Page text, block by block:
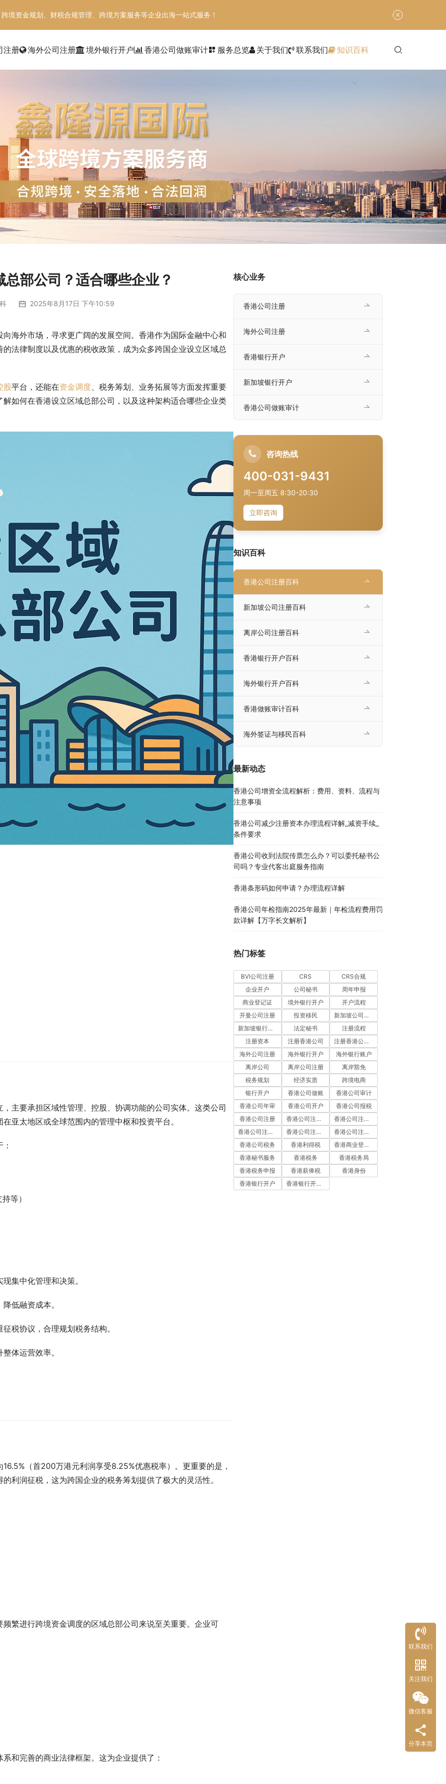
境资金规划、财税合规管理、跨境方案服务等企业出海一站式服务！
注册 海外公司注册 境外银行开户 香港公司做账审计dashboard_customize 服务总览 关于我们 联系我们 知识百科
部公司？适合哪些企业？
2025年8月17日 下午10:59
海外市场，寻求更广阔的发展空间。香港作为国际金融中心和
法律制度以及优惠的税收政策，成为众多跨国企业设立区域总
股平台，还能在资金调度 、税务筹划、业务拓展等方面发挥重要
如何在香港设立区域总部公司，以及这种架构适合哪些企业类
主要承担区域性管理、控股、协调功能的公司实体。这类公司
亚太地区或全球范围内的管理中枢和投资平台。
等）
集中化管理和决策。
低融资成本。
税协议，合理规划税务结构。
体运营效率。
（首200万港元利润享受8.25%优惠税率）。更重要的是，
利润征税，这为跨国企业的税务筹划提供了极大的灵活性。
繁进行跨境资金调度的区域总部公司来说至关重要。企业可
和完善的商业法律框架。这为企业提供了：
核心业务
香港公司注册
海外公司注册
香港银行开户
新加坡银行开户
香港公司做账审计
咨询热线
400-031-9431
周一至周五 8:30-20:30
立即咨询
知识百科
香港公司注册百科
新加坡公司注册百科
离岸公司注册百科
香港银行开户百科
海外银行开户百科
香港做账审计百科
海外签证与移民百科
最新动态
香港公司增资全流程解析：费用、资料、流程与
注意事项
香港公司减少注册资本办理流程详解_减资手续_
条件要求
香港公司收到法院传票怎么办？可以委托秘书公
司吗？专业代客出庭服务指南
香港条形码如何申请？办理流程详解
香港公司年检指南2025年最新｜年检流程费用罚
款详解【万字长文解析】
热门标签
BVI公司注册 CRS
CRS合规
企业开户
公司秘书
周年申报
商业登记证
境外银行开户
开户流程
开曼公司注册
投资移民
新加坡公司注册
新加坡银行开户
法定秘书
注册流程
注册资本
注册香港公司
注册香港公司流程
海外公司注册
海外银行开户
海外银行账户
离岸公司
离岸公司注册
离岸豁免
税务规划
经济实质
跨境电商
银行开户
香港公司做账
香港公司审计
香港公司年审
香港公司开户
香港公司报税
香港公司注册
香港公司注册代办
香港公司注册处
香港公司注册流程
香港公司注册费用
香港公司注册资料
香港公司税务
香港利得税
香港商业登记证
香港秘书服务
香港税务
香港税务局
香港税务申报
香港薪俸税
香港身份
香港银行开户
香港银行开户流程
联系我们
关注我们
微信客服
分享本页